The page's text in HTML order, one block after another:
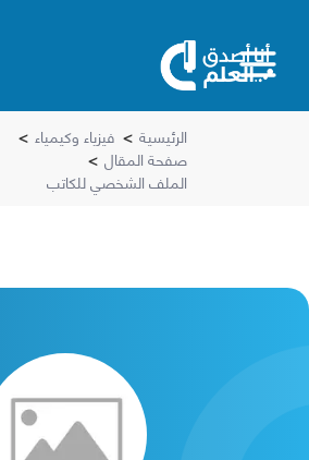
الرئيسية > فيزياء وكيمياء >
صفحة المقال >
الملف الشخصي للكاتب